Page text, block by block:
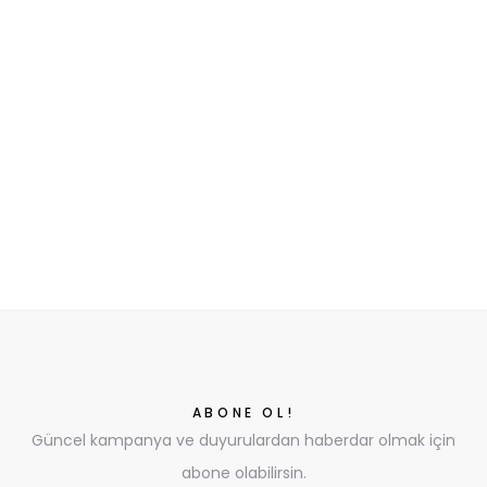
ABONE OL!
Güncel kampanya ve duyurulardan haberdar olmak için
abone olabilirsin.